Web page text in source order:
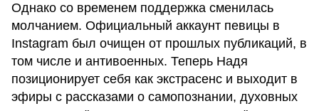
Однако со временем поддержка сменилась
молчанием. Официальный аккаунт певицы в
Instagram был очищен от прошлых публикаций, в
том числе и антивоенных. Теперь Надя
позиционирует себя как экстрасенс и выходит в
эфиры с рассказами о самопознании, духовных